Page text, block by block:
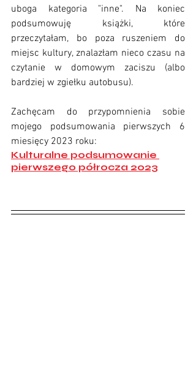
uboga kategoria "inne". Na koniec
podsumowuję książki, które
przeczytałam, bo poza ruszeniem do
miejsc kultury, znalazłam nieco czasu na
czytanie w domowym zaciszu (albo
bardziej w zgiełku autobusu).
Zachęcam do przypomnienia sobie
mojego podsumowania pierwszych 6
miesięcy 2023 roku:
Kulturalne podsumowanie
pierwszego półrocza 2023